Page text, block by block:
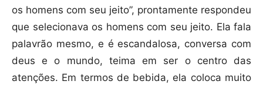
os homens com seu jeito”, prontamente respondeu
que selecionava os homens com seu jeito. Ela fala
palavrão mesmo, e é escandalosa, conversa com
deus e o mundo, teima em ser o centro das
atenções. Em termos de bebida, ela coloca muito